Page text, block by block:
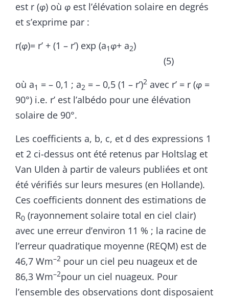
est r (φ) où φ est l’élévation solaire en degrés
et s’exprime par :
r(φ)= r’ + (1 – r’) exp (a1φ+ a2)
(5)
où a1 = – 0,1 ; a2 = – 0,5 (1 – r’)2 avec r’ = r (φ =
90°) i.e. r’ est l’albédo pour une élévation
solaire de 90°.
Les coefficients a, b, c, et d des expressions 1
et 2 ci-dessus ont été retenus par Holtslag et
Van Ulden à partir de valeurs publiées et ont
été vérifiés sur leurs mesures (en Hollande).
Ces coefficients donnent des estimations de
R0 (rayonnement solaire total en ciel clair)
avec une erreur d’environ 11 % ; la racine de
l’erreur quadratique moyenne (REQM) est de
46,7 Wm–2 pour un ciel peu nuageux et de
86,3 Wm–2pour un ciel nuageux. Pour
l’ensemble des observations dont disposaient